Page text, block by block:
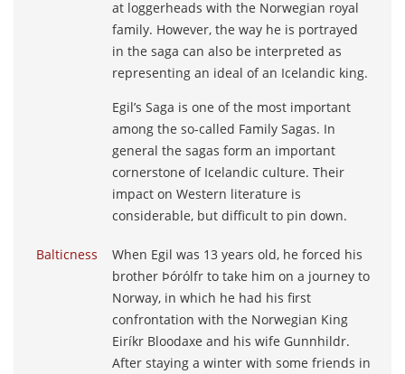
at loggerheads with the Norwegian royal
family. However, the way he is portrayed
in the saga can also be interpreted as
representing an ideal of an Icelandic king.
Egil’s Saga is one of the most important
among the so-called Family Sagas. In
general the sagas form an important
cornerstone of Icelandic culture. Their
impact on Western literature is
considerable, but difficult to pin down.
Balticness
When Egil was 13 years old, he forced his
brother Þórólfr to take him on a journey to
Norway, in which he had his first
confrontation with the Norwegian King
Eiríkr Bloodaxe and his wife Gunnhildr.
After staying a winter with some friends in